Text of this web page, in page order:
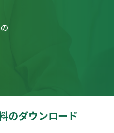
のダウンロード